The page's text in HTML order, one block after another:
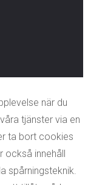
när du
tjänster via en
ta bort cookies
också innehåll
spårningsteknik.